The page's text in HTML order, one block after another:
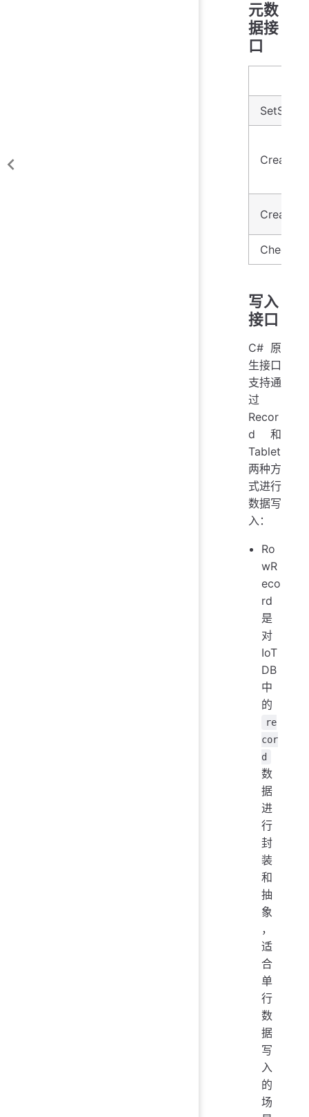
元数
据接
口
写入
接口
C# 原
生接口
支持通
过
Recor
d 和
Tablet
两种方
式进行
数据写
入：
Ro
wR
eco
rd
是
对
IoT
DB
中
的
re
cor
d
数
据
进
行
封
装
和
抽
象
，
适
合
单
行
数
据
写
入
的
场